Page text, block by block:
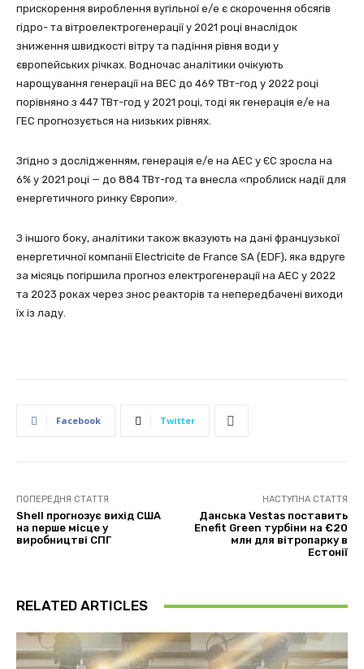
прискорення вироблення вугільної е/е є скорочення обсягів
гідро- та вітроелектрогенерації у 2021 році внаслідок
зниження швидкості вітру та падіння рівня води у
європейських річках. Водночас аналітики очікують
нарощування генерації на ВЕС до 469 ТВт-год у 2022 році
порівняно з 447 ТВт-год у 2021 році, тоді як генерація е/е на
ГЕС прогнозується на низьких рівнях.
Згідно з дослідженням, генерація е/е на АЕС у ЄС зросла на
6% у 2021 році — до 884 ТВт-год та внесла «проблиск надії для
енергетичного ринку Європи».
З іншого боку, аналітики також вказують на дані французької
енергетичної компанії Electricite de France SA (EDF), яка вдруге
за місяць погіршила прогноз електрогенерації на АЕС у 2022
та 2023 роках через знос реакторів та непередбачені виходи
їх із ладу.
Facebook Twitter
ПОПЕРЕДНЯ СТАТТЯ
Shell прогнозує вихід США
на перше місце у
виробництві СПГ
НАСТУПНА СТАТТЯ
Данська Vestas поставить
Enefit Green турбіни на €20
млн для вітропарку в
Естонії
RELATED ARTICLES